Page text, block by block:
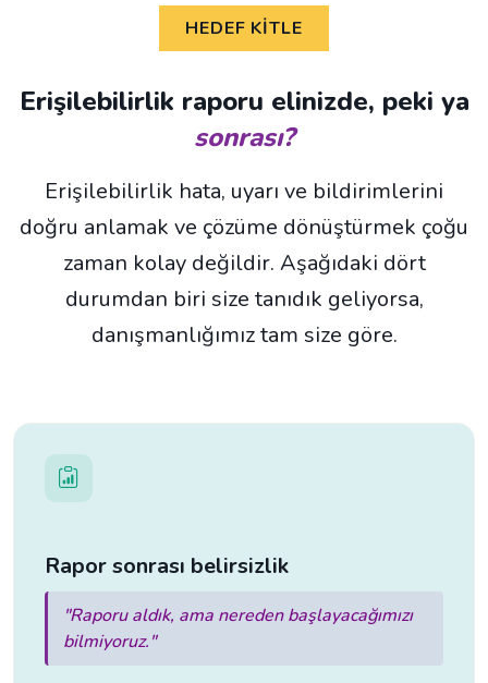
HEDEF KITLE
Erişilebilirlik raporu elinizde, peki ya
sonrası?
Erişilebilirlik hata, uyarı ve bildirimlerini
doğru anlamak ve çözüme dönüştürmek çoğu
zaman kolay değildir. Aşağıdaki dört
durumdan biri size tanıdık geliyorsa,
danışmanlığımız tam size göre.
Rapor sonrası belirsizlik
"Raporu aldık, ama nereden başlayacağımızı
bilmiyoruz."